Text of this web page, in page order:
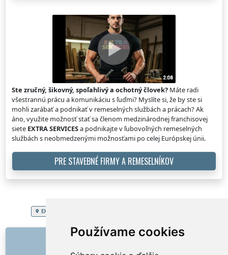
Používame cookies
Ste zručný, šikovný, spoľahlivý a ochotný človek? Máte radi
všestrannú prácu a komunikáciu s ľuďmi? Myslíte si, že by ste si
mohli zarábať a podnikať v remeselných službách a prácach? Ak
áno, využite možnosť stať sa členom medzinárodnej franchisovej
siete EXTRA SERVICESa podnikajte v ľubovoľných remeselných
službách s neobmedzenými možnosťami po celej Európskej únii.
PRE STAVEBNÉ FIRMY A REMESELNÍKOV
EXTRA SERVICES
ODKAZY